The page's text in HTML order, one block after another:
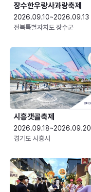
장수한우랑사과랑축제
2026.09.10~2026.09.13
전북특별자치도 장수군
시흥갯골축제
2026.09.18~2026.09.20
경기도 시흥시